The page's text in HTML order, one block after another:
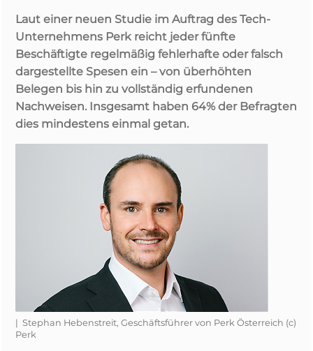
Laut einer neuen Studie im Auftrag des Tech-
Unternehmens Perk reicht jeder fünfte
Beschäftigte regelmäßig fehlerhafte oder falsch
dargestellte Spesen ein – von überhöhten
Belegen bis hin zu vollständig erfundenen
Nachweisen. Insgesamt haben 64% der Befragten
dies mindestens einmal getan.
| Stephan Hebenstreit, Geschäftsführer von Perk Österreich (c)
Perk